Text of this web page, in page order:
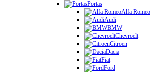
Portas
Alfa Romeo
Audi
BMW
Chevroelt
Citroen
Dacia
Fiat
Ford